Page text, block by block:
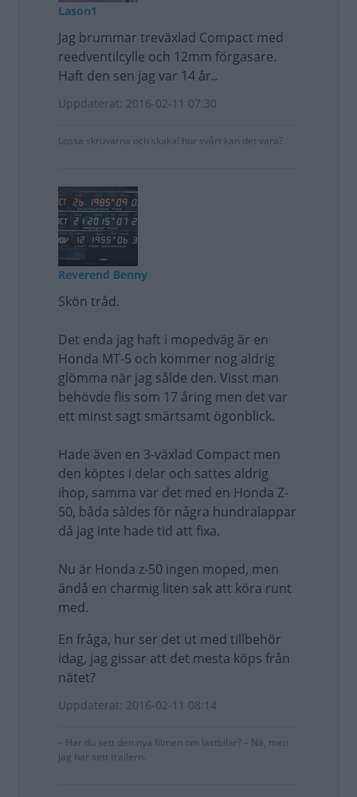
Lason1
Jag brummar treväxlad Compact med
reedventilcylle och 12mm förgasare.
Haft den sen jag var 14 år..
Uppdaterat: 2016-02-11 07:30
Lossa skruvarna och skaka! hur svårt kan det vara?
Reverend Benny
Skön tråd.
Det enda jag haft i mopedväg är en
Honda MT-5 och kommer nog aldrig
glömma när jag sålde den. Visst man
behövde flis som 17 åring men det var
ett minst sagt smärtsamt ögonblick.
Hade även en 3-växlad Compact men
den köptes i delar och sattes aldrig
ihop, samma var det med en Honda Z-
50, båda såldes för några hundralappar
då jag inte hade tid att fixa.
Nu är Honda z-50 ingen moped, men
ändå en charmig liten sak att köra runt
med.
En fråga, hur ser det ut med tillbehör
idag, jag gissar att det mesta köps från
nätet?
Uppdaterat: 2016-02-11 08:14
– Har du sett den nya filmen om lastbilar? – Nä, men
jag har sett trailern.